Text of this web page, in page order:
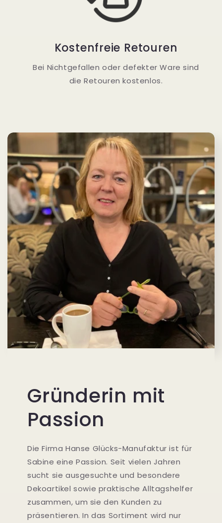
Kostenfreie Retouren
Bei Nichtgefallen oder defekter Ware sind
die Retouren kostenlos.
Gründerin mit
Passion
Die Firma Hanse Glücks-Manufaktur ist für
Sabine eine Passion. Seit vielen Jahren
sucht sie ausgesuchte und besondere
Dekoartikel sowie praktische Alltagshelfer
zusammen, um sie den Kunden zu
präsentieren. In das Sortiment wird nur